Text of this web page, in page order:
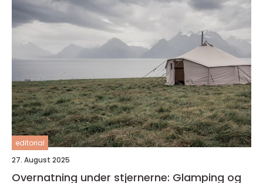
editorial
27. August 2025
Overnatning under stjernerne: Glamping og